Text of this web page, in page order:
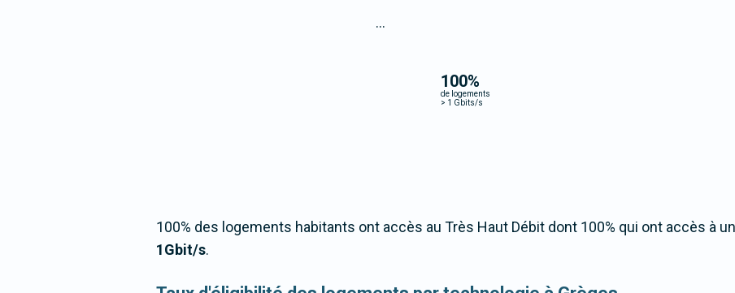
100%
de logements
> 1 Gbits/s
...
100% des logements habitants ont accès au Très Haut Débit dont 100% qui ont accès à un
1Gbit/s.